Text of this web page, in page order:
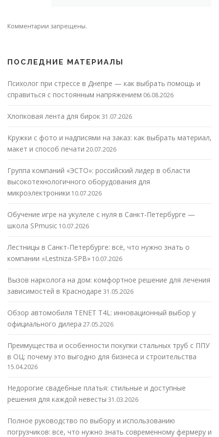
Комментарии запрещены.
ПОСЛЕДНИЕ МАТЕРИАЛЫ
Психолог при стрессе в Днепре — как выбрать помощь и
справиться с постоянным напряжением 06.08.2026
Хлопковая лента для бирок 31.07.2026
Кружки с фото и надписями на заказ: как выбрать материал,
макет и способ печати 20.07.2026
Группа компаний «ЭСТО»: российский лидер в области
высокотехнологичного оборудования для
микроэлектроники 10.07.2026
Обучение игре на укулеле с нуля в Санкт-Петербурге —
школа SPmusic 10.07.2026
Лестницы в Санкт-Петербурге: всё, что нужно знать о
компании «Lestniza-SPB» 10.07.2026
Вызов нарколога на дом: комфортное решение для лечения
зависимостей в Краснодаре 31.05.2026
Обзор автомобиля TENET T4L: инновационный выбор у
официального дилера 27.05.2026
Преимущества и особенности покупки стальных труб с ППУ
в ОЦ: почему это выгодно для бизнеса и строительства
15.04.2026
Недорогие свадебные платья: стильные и доступные
решения для каждой невесты 31.03.2026
Полное руководство по выбору и использованию
погрузчиков: все, что нужно знать современному фермеру и